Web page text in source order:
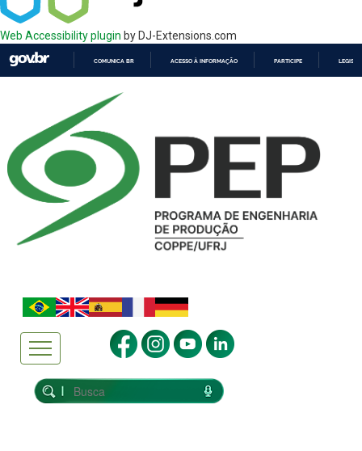
Web Accessibility plugin by DJ-Extensions.com
COMUNICA BR ACESSO À INFORMAÇÃO PARTICIPE